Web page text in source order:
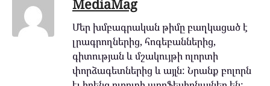
MediaMag
Մեր խմբագրական թիմը բաղկացած է
լրագրողներից, հոգեբաններից,
գիտության և մշակույթի ոլորտի
փորձագետներից և այլն: Նրանք բոլորն